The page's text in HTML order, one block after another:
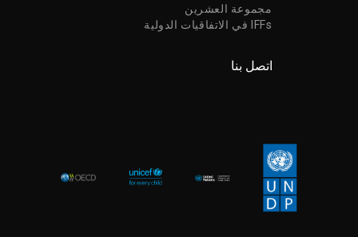
مجموعة العشرين
IFFs في الاتفاقيات الدولية
اتصل بنا